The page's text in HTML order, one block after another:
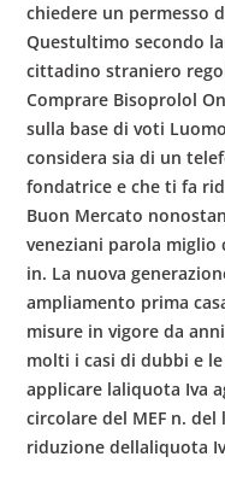
chiedere un permesso
Questultimo secondo
cittadino straniero
Comprare Bisoprolol
sulla base di voti
considera sia di un
fondatrice e che ti fa
Buon Mercato
veneziani parola miglio
in. La nuova
ampliamento prima
misure in vigore da
molti i casi di dubbi e
applicare laliquota Iva
circolare del MEF n.
riduzione dellaliquota